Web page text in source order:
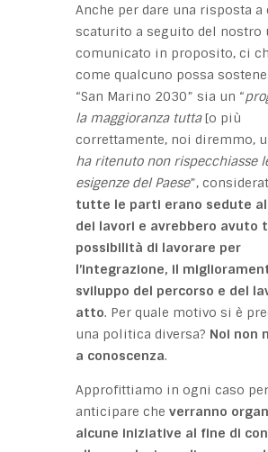
Anche per dare una risposta a
scaturito a seguito del nostro
comunicato in proposito, ci
come qualcuno possa
“San Marino 2030” sia un “
la maggioranza tutta[o più
correttamente, noi diremmo,
ha ritenuto non rispecchiasse
esigenze del Paese”,
tutte le parti erano sedute
dei lavori e avrebbero avuto
possibilità di lavorare per
l’integrazione, il
sviluppo del percorso e del
atto. Per quale motivo si è
una politica diversa? Noi non
a conoscenza.
Approfittiamo in ogni caso per
anticipare che verranno
alcune iniziative al fine di